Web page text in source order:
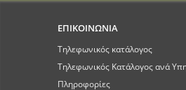
ΕΠΙΚΟΙΝΩΝΙΑ
Τηλεφωνικός κατάλογος
Τηλεφωνικός Κατάλογος ανά
Πληροφορίες